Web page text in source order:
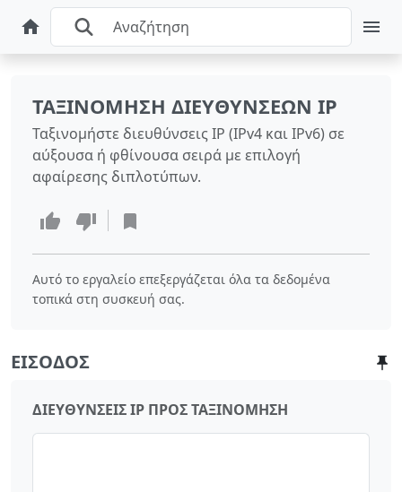
ΤΑΞΙΝΌΜΗΣΗ ΔΙΕΥΘΎΝΣΕΩΝ IP
Ταξινομήστε διευθύνσεις IP (IPv4 και IPv6) σε
αύξουσα ή φθίνουσα σειρά με επιλογή
αφαίρεσης διπλοτύπων.
Αυτό το εργαλείο επεξεργάζεται όλα τα δεδομένα
τοπικά στη συσκευή σας.
ΕΊΣΟΔΟΣ
ΔΙΕΥΘΎΝΣΕΙΣ IP ΠΡΟΣ ΤΑΞΙΝΌΜΗΣΗ